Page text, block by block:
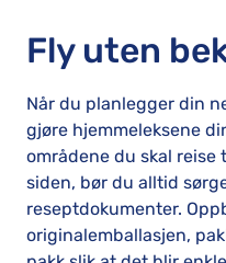
Fly uten
Når du planlegger din
gjøre hjemmeleksene
områdene du skal reise
siden, bør du alltid
reseptdokumenter.
originalemballasjen,